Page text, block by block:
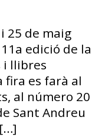
25 de maig
edició de la
i llibres
fira es farà al
al número 20
Sant Andreu